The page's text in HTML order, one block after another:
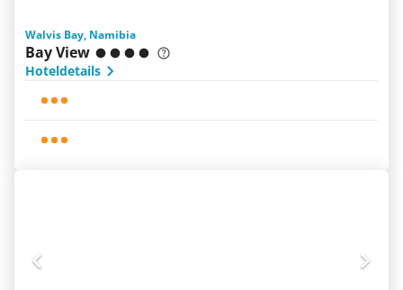
Walvis Bay, Namibia
Bay View
Hoteldetails